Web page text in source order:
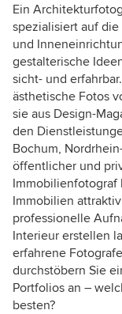
Ein
spezialisiert auf
und
gestalterische
sicht- und
ästhetische Fotos
sie aus Design-
den
Bochum,
öffentlicher und
Immobilienfotograf
Immobilien
professionelle
Interieur erstellen
erfahrene
durchstöbern Sie
Portfolios an –
besten?